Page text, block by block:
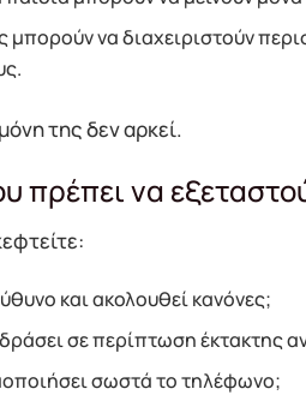
μπορούν να διαχειριστούν
της δεν αρκεί.
πρέπει να
και ακολουθεί κανόνες;
σε περίπτωση έκτακτης
σωστά το τηλέφωνο;